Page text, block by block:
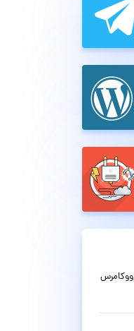
قالب فروشگاهی چندمنظوره وودمارت WoodMart ووکامرس